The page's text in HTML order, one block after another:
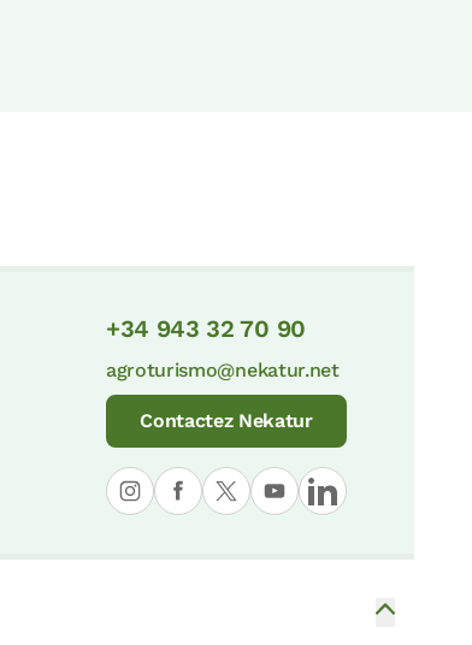
+34 943 32 70 90
agroturismo@nekatur.net
Contactez Nekatur